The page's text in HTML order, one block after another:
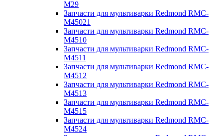
M29
Запчасти для мультиварки Redmond RMC-
M45021
Запчасти для мультиварки Redmond RMC-
M4510
Запчасти для мультиварки Redmond RMC-
M4511
Запчасти для мультиварки Redmond RMC-
M4512
Запчасти для мультиварки Redmond RMC-
M4513
Запчасти для мультиварки Redmond RMC-
M4515
Запчасти для мультиварки Redmond RMC-
M4524